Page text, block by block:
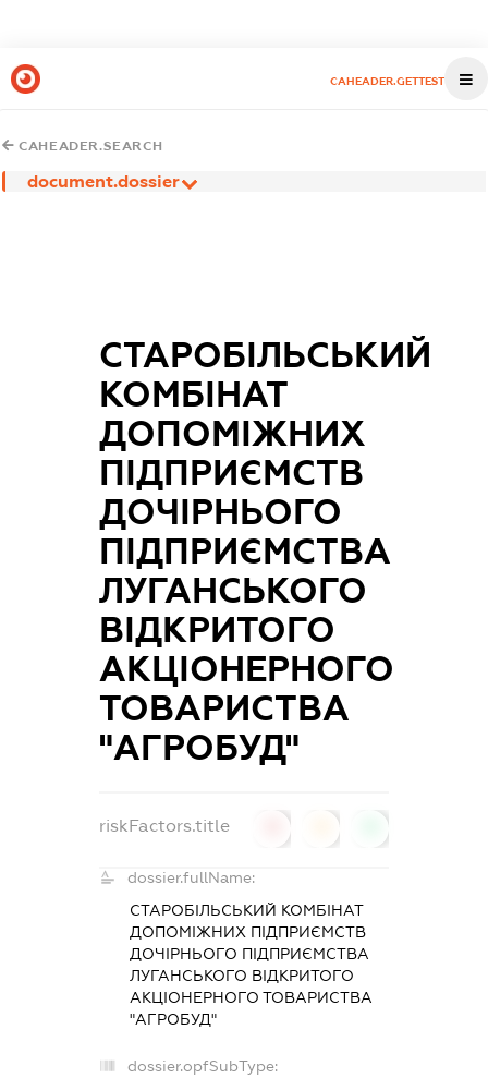
CAHEADER.GETTEST
CAHEADER.SEARCH
document.dossier
СТАРОБІЛЬСЬКИЙ
КОМБІНАТ
ДОПОМІЖНИХ
ПІДПРИЄМСТВ
ДОЧІРНЬОГО
ПІДПРИЄМСТВА
ЛУГАНСЬКОГО
ВІДКРИТОГО
АКЦІОНЕРНОГО
ТОВАРИСТВА
"АГРОБУД"
riskFactors.title
dossier.fullName:
СТАРОБІЛЬСЬКИЙ КОМБІНАТ
ДОПОМІЖНИХ ПІДПРИЄМСТВ
ДОЧІРНЬОГО ПІДПРИЄМСТВА
ЛУГАНСЬКОГО ВІДКРИТОГО
АКЦІОНЕРНОГО ТОВАРИСТВА
"АГРОБУД"
dossier.opfSubType: